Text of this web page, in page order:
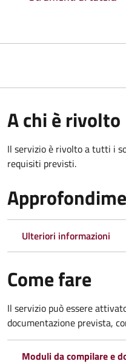
A chi è rivolto
Il servizio è rivolto a tutti i
requisiti previsti.
Ulteriori informazioni
Come fare
Il servizio può essere
documentazione prevista,
Moduli da compilare e